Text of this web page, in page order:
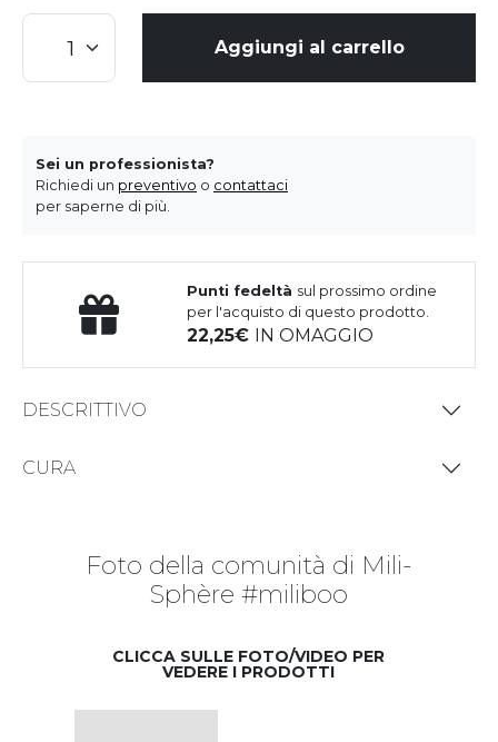
Aggiungi al carrello
Sei un professionista?
Richiedi un preventivo o contattaci
per saperne di più.
Punti fedeltà sul prossimo ordine
per l'acquisto di questo prodotto.
22,25 IN OMAGGIO
DESCRITTIVO
CURA
Foto della comunità di Mili-
Sphère #miliboo
CLICCA SULLE FOTO/VIDEO PER
VEDERE I PRODOTTI